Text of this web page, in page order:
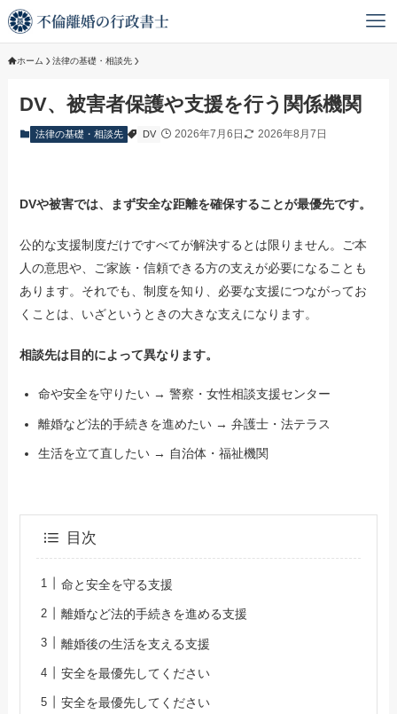
ホーム 法律の基礎・相談先
DV、被害者保護や支援を行う関係機関
法律の基礎・相談先 DV 2026年7月6日 2026年8月7日
DVや被害では、まず安全な距離を確保することが最優先です。
公的な支援制度だけですべてが解決するとは限りません。ご本
人の意思や、ご家族・信頼できる方の支えが必要になることも
あります。それでも、制度を知り、必要な支援につながってお
くことは、いざというときの大きな支えになります。
相談先は目的によって異なります。
命や安全を守りたい → 警察・女性相談支援センター
離婚など法的手続きを進めたい → 弁護士・法テラス
生活を立て直したい → 自治体・福祉機関
目次
命と安全を守る支援
離婚など法的手続きを進める支援
離婚後の生活を支える支援
安全を最優先してください
安全を最優先してください